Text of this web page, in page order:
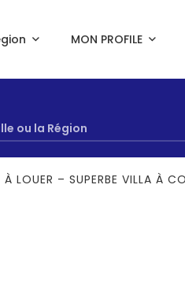
MON PROFILE
À LOUER – SUPERBE VILLA À